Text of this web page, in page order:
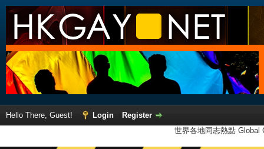
Hello There, Guest! Login
Register
世界各地同志熱點